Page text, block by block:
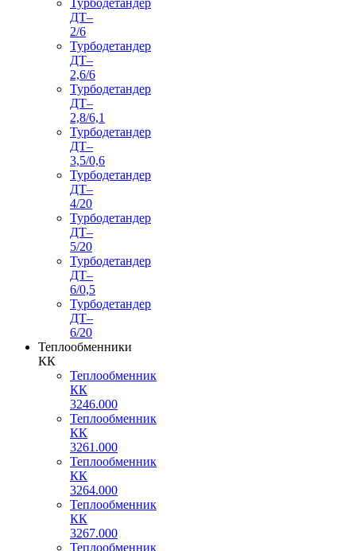
ДТ–
2/6
Турбодетандер
ДТ–
2,6/6
Турбодетандер
ДТ–
2,8/6,1
Турбодетандер
ДТ–
3,5/0,6
Турбодетандер
ДТ–
4/20
Турбодетандер
ДТ–
5/20
Турбодетандер
ДТ–
6/0,5
Турбодетандер
ДТ–
6/20
Теплообменники
КК
Теплообменник
КК
3246.000
Теплообменник
КК
3261.000
Теплообменник
КК
3264.000
Теплообменник
КК
3267.000
Теплообменник